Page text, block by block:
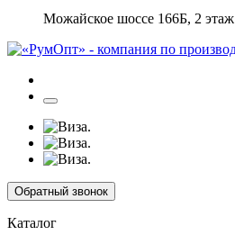
Можайское шоссе 166Б, 2 этаж
Обратный звонок
Каталог